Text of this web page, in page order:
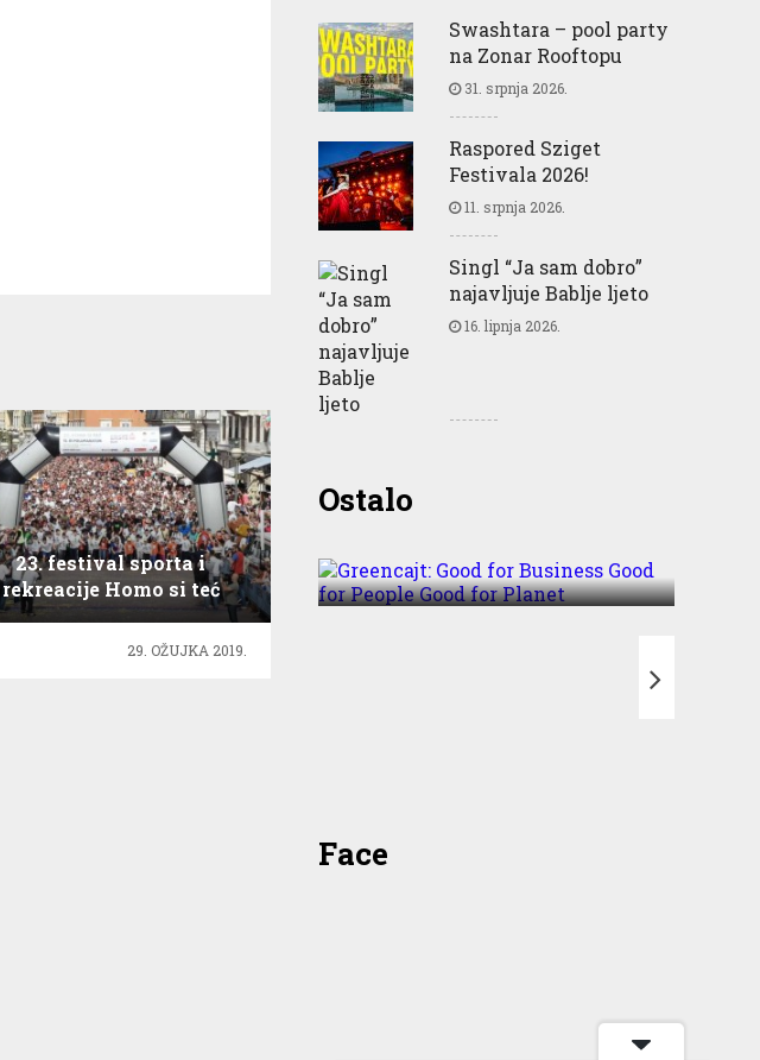
23. festival sporta i
rekreacije Homo si teć
29. OŽUJKA 2019.
Swashtara – pool party
na Zonar Rooftopu
31. srpnja 2026.
Raspored Sziget
Festivala 2026!
11. srpnja 2026.
Singl “Ja sam dobro”
najavljuje Bablje ljeto
16. lipnja 2026.
OstaloGreencajt: Good for
Business Good for People
Face